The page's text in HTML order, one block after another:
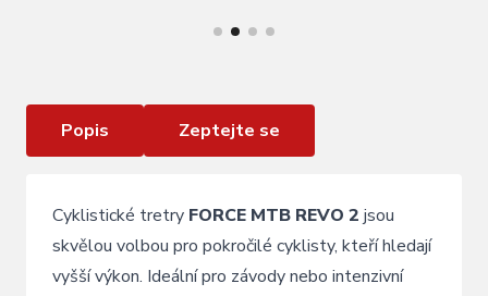
Popis Zeptejte se
Cyklistické tretry FORCE MTB REVO 2 jsou
skvělou volbou pro pokročilé cyklisty, kteří hledají
vyšší výkon. Ideální pro závody nebo intenzivní